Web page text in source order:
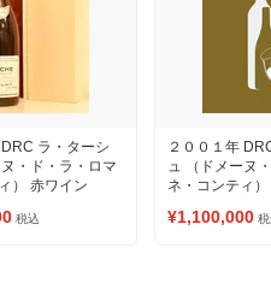
ラ・ターシ
・ド・ラ・ロマ
） 赤ワイン
税込
２００１年
ュ （ドメーヌ
ネ・コンティ
¥1,100,000 税